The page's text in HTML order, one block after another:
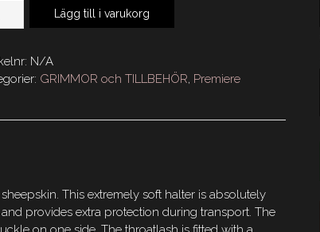
Lägg till i varukorg
N/A
GRIMMOR och TILLBEHÖR, Premiere
This extremely soft halter is absolutely
provides extra protection during transport. The